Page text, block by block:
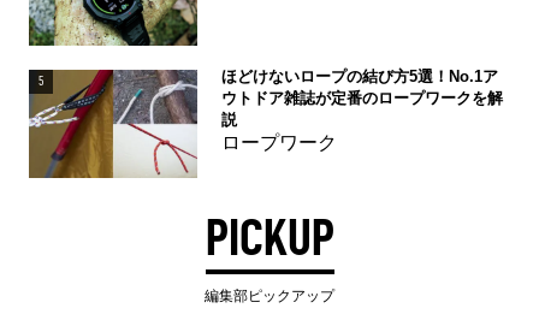
5
ほどけないロープの結び方5選！No.1ア
ウトドア雑誌が定番のロープワークを解
説
ロープワーク
PICKUP
編集部ピックアップ